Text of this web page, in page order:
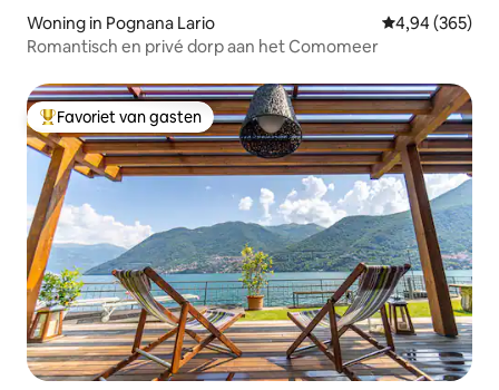
Pasta te bezoeken die stierf in 1865.
Woning in Pognana Lario Gemiddelde
4,94 (365)
Romantisch en privé dorp aan het Comomeer
Topfavoriet van gasten
Favoriet van gasten